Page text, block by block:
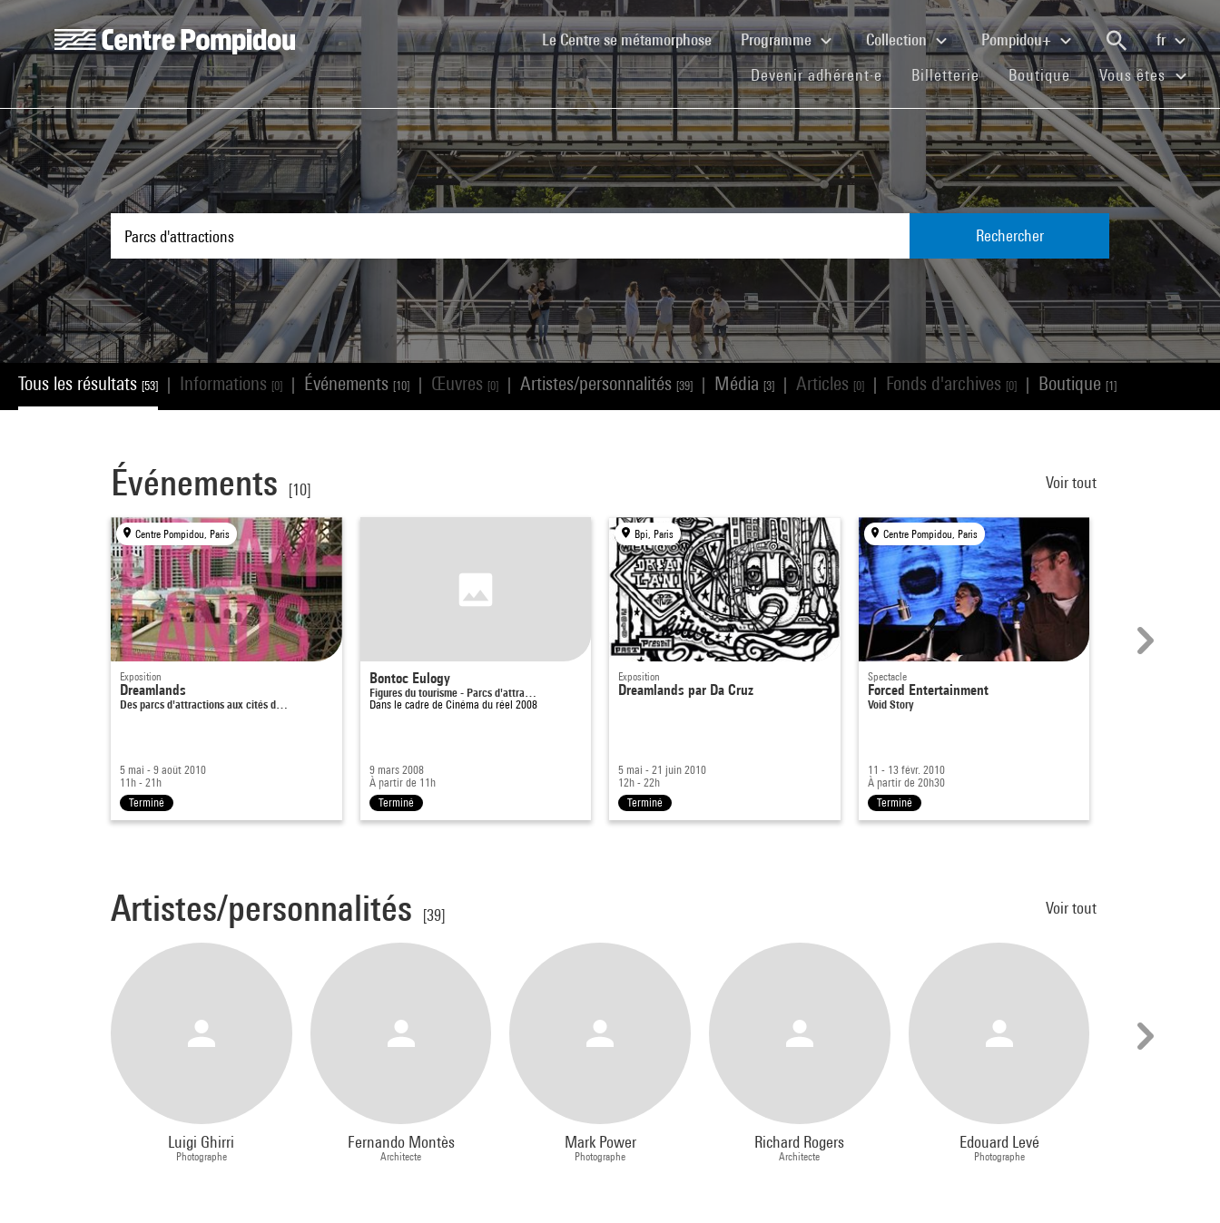
Aller au contenu principal
Centre Pompidou
Le Centre se métamorphose(current)Programme Collection Pompidou+
fr
Devenir adhérent·e(current)Billetterie(current)Boutique(current)Vous êtes
Rechercher
Tous les résultats [53] Informations [0] Événements [10] Œuvres [0] Artistes/personnalités [39] Média [3] Articles [0] Fonds d'archives [0] Boutique [1]
Événements [10] Voir tout
Centre Pompidou, Paris
Exposition
Dreamlands
Des parcs d'attractions aux cités d…
5 mai - 9 août 2010
11h - 21h
Terminé
Bontoc Eulogy
Figures du tourisme - Parcs d'attra…
Dans le cadre de Cinéma du réel 2008
9 mars 2008
À partir de 11h
Terminé
Bpi, Paris
Exposition
Dreamlands par Da Cruz
5 mai - 21 juin 2010
12h - 22h
Terminé
Centre Pompidou, Paris
Spectacle
Forced Entertainment
Void Story
11 - 13 févr. 2010
À partir de 20h30
Terminé
Artistes/personnalités [39] Voir tout
Luigi Ghirri
Photographe
Fernando Montès
Architecte
Mark Power
Photographe
Richard Rogers
Architecte
Edouard Levé
Photographe